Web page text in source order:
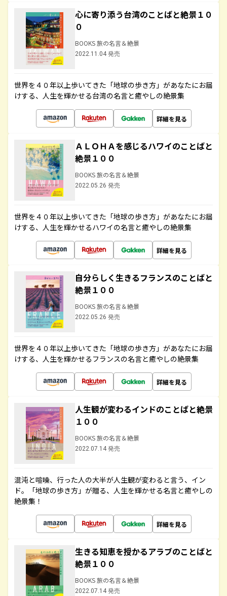
心に寄り添う台湾のことばと絶景１０
０
BOOKS 旅の名言＆絶景
2022.11.04 発売
世界を４０年以上歩いてきた「地球の歩き方」があなたにお届
けする、人生を輝かせる台湾の名言と癒やしの絶景集
詳細を見る
ＡＬＯＨＡを感じるハワイのことばと
絶景１００
BOOKS 旅の名言＆絶景
2022.05.26 発売
世界を４０年以上歩いてきた「地球の歩き方」があなたにお届
けする、人生を輝かせるハワイの名言と癒やしの絶景集
詳細を見る
自分らしく生きるフランスのことばと
絶景１００
BOOKS 旅の名言＆絶景
2022.05.26 発売
世界を４０年以上歩いてきた「地球の歩き方」があなたにお届
けする、人生を輝かせるフランスの名言と癒やしの絶景集
詳細を見る
人生観が変わるインドのことばと絶景
１００
BOOKS 旅の名言＆絶景
2022.07.14 発売
混沌と喧噪、行った人の大半が人生観が変わると言う、イン
ド。「地球の歩き方」が贈る、人生を輝かせる名言と癒やしの
絶景集！
詳細を見る
生きる知恵を授かるアラブのことばと
絶景１００
BOOKS 旅の名言＆絶景
2022.07.14 発売